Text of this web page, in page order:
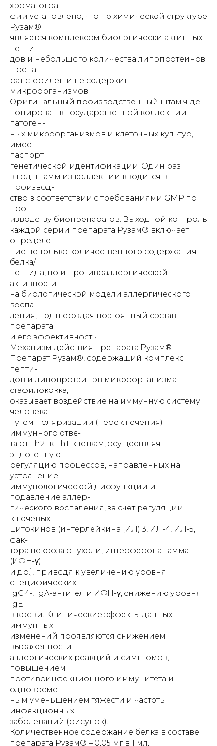
хроматогра-
фии установлено, что по химической структуре
Рузам®
является комплексом биологически активных
пепти-
дов и небольшого количества липопротеинов.
Препа-
рат стерилен и не содержит
микроорганизмов.
Оригинальный производственный штамм де-
понирован в государственной коллекции
патоген-
ных микроорганизмов и клеточных культур,
имеет
паспорт
генетической идентификации. Один раз
в год штамм из коллекции вводится в
производ-
ство в соответствии с требованиями GMP по
про-
изводству биопрепаратов. Выходной контроль
каждой серии препарата Рузам® включает
определе-
ние не только количественного содержания
белка/
пептида, но и противоаллергической
активности
на биологической модели аллергического
воспа-
ления, подтверждая постоянный состав
препарата
и его эффективность.
Механизм действия препарата Рузам®
Препарат Рузам®, содержащий комплекс
пепти-
дов и липопротеинов микроорганизма
стафилококка,
оказывает воздействие на иммунную систему
человека
путем поляризации (переключения)
иммунного отве-
та от Th2- к Th1-клеткам, осуществляя
эндогенную
регуляцию процессов, направленных на
устранение
иммунологической дисфункции и
подавление аллер-
гического воспаления, за счет регуляции
ключевых
цитокинов (интерлейкина (ИЛ) 3, ИЛ-4, ИЛ-5,
фак-
тора некроза опухоли, интерферона гамма
(ИФН-γ)
и др.), приводя к увеличению уровня
специфических
IgG4-, IgA-антител и ИФН-γ, снижению уровня
IgE
в крови. Клинические эффекты данных
иммунных
изменений проявляются снижением
выраженности
аллергических реакций и симптомов,
повышением
противоинфекционного иммунитета и
одновремен-
ным уменьшением тяжести и частоты
инфекционных
заболеваний (рисунок).
Количественное содержание белка в составе
препарата Рузам® – 0,05 мг в 1 мл,